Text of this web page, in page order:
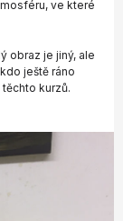
ve které
obraz je jiný, ale
ještě ráno
kurzů.